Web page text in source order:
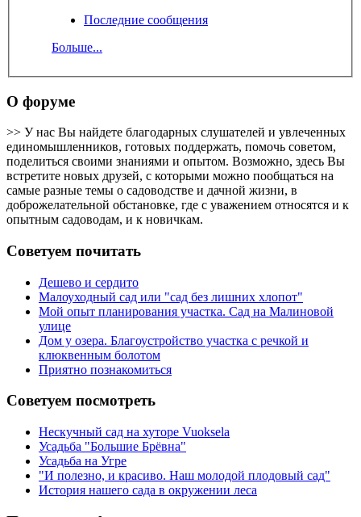
Последние сообщения
Больше...
О форуме
>> У нас Вы найдете благодарных слушателей и увлеченных
единомышленников, готовых поддержать, помочь советом,
поделиться своими знаниями и опытом. Возможно, здесь Вы
встретите новых друзей, с которыми можно пообщаться на
самые разные темы о садоводстве и дачной жизни, в
доброжелательной обстановке, где с уважением относятся и к
опытным садоводам, и к новичкам.
Советуем почитать
Дешево и сердито
Малоуходный сад или "сад без лишних хлопот"
Мой опыт планирования участка. Сад на Малиновой
улице
Дом у озера. Благоустройство участка с речкой и
клюквенным болотом
Приятно познакомиться
Советуем посмотреть
Нескучный сад на хуторе Vuoksela
Усадьба "Большие Брёвна"
Усадьба на Угре
"И полезно, и красиво. Наш молодой плодовый сад"
История нашего сада в окружении леса